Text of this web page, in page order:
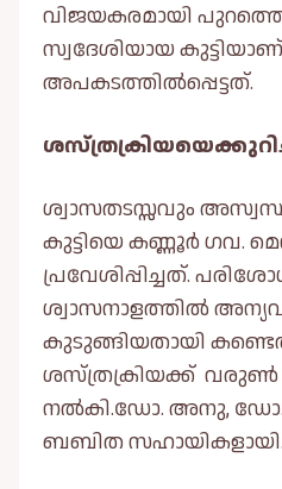
വിജയകരമായി
സ്വദേശിയായ കുട്ടിയാണ്
അപകടത്തിൽപ്പെട്ടത്.
ശ്വാസതടസ്സവും
കുട്ടിയെ കണ്ണൂർ ഗവ.
പ്രവേശിപ്പിച്ചത്.
ശ്വാസനാളത്തിൽ
കുടുങ്ങിയതായി
ശസ്ത്രക്രിയക്ക് വരുൺ
നൽകി.ഡോ. അനു, ഡോ.
ബബിത സഹായികളായി.